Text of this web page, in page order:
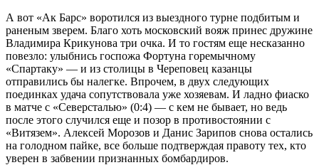
А вот «Ак Барс» воротился из выездного турне подбитым и
раненым зверем. Благо хоть московский вояж принес дружине
Владимира Крикунова три очка. И то гостям еще несказанно
повезло: улыбнись госпожа Фортуна горемычному
«Спартаку» — и из столицы в Череповец казанцы
отправились бы налегке. Впрочем, в двух следующих
поединках удача сопутствовала уже хозяевам. И ладно фиаско
в матче с «Северсталью» (0:4) — с кем не бывает, но ведь
после этого случился еще и позор в противостоянии с
«Витязем». Алексей Морозов и Данис Зарипов снова остались
на голодном пайке, все больше подтверждая правоту тех, кто
уверен в забвении признанных бомбардиров.